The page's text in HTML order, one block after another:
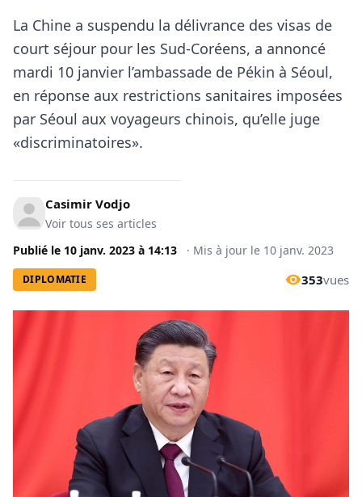
La Chine a suspendu la délivrance des visas de
court séjour pour les Sud-Coréens, a annoncé
mardi 10 janvier l’ambassade de Pékin à Séoul,
en réponse aux restrictions sanitaires imposées
par Séoul aux voyageurs chinois, qu’elle juge
«discriminatoires».
Casimir Vodjo
Voir tous ses articles
Publié le 10 janv. 2023 à 14:13 · Mis à jour le 10 janv. 2023
DIPLOMATIE 353vues